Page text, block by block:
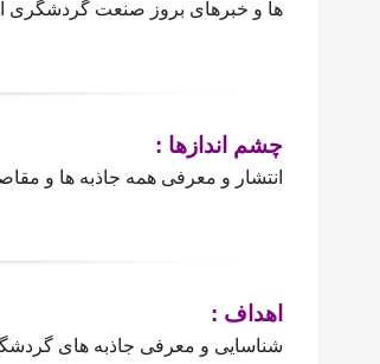
ها و خبرهای بروز صنعت گردشگری
چشم اندازها :
انتشار و معرفی همه جاذبه ها و
اهداف :
شناسایی و معرفی جاذبه های